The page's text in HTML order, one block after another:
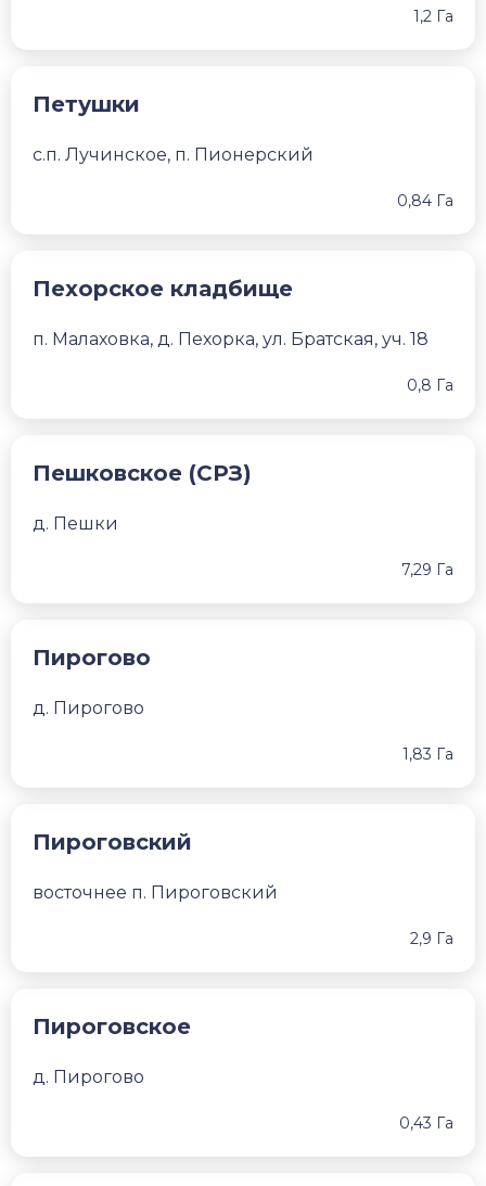
1,2 Га
Петушки
с.п. Лучинское, п. Пионерский
0,84 Га
Пехорское кладбище
п. Малаховка, д. Пехорка, ул. Братская, уч. 18
0,8 Га
Пешковское (СРЗ)
д. Пешки
7,29 Га
Пирогово
д. Пирогово
1,83 Га
Пироговский
восточнее п. Пироговский
2,9 Га
Пироговское
д. Пирогово
0,43 Га